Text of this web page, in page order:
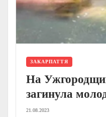
ЗАКАРПАТТЯ
На
загинула
вилучали
21.08.2023